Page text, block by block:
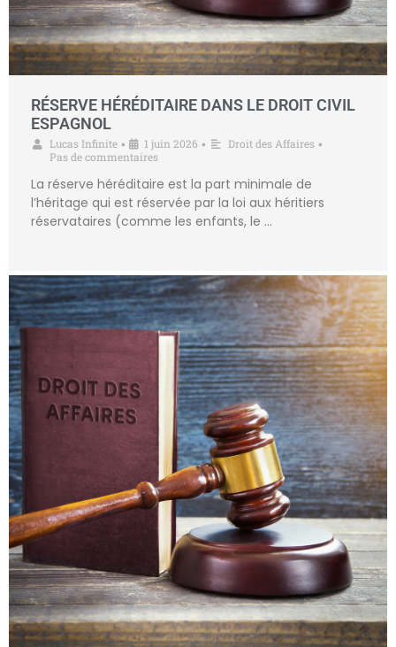
RÉSERVE HÉRÉDITAIRE DANS LE DROIT CIVIL
ESPAGNOL
Lucas Infinite • 1 juin 2026 • Droit des Affaires •
Pas de commentaires
La réserve héréditaire est la part minimale de
l’héritage qui est réservée par la loi aux héritiers
réservataires (comme les enfants, le …